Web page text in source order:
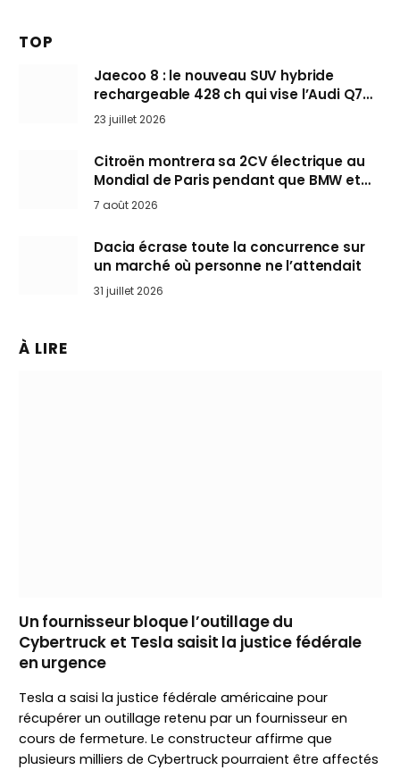
TOP
Jaecoo 8 : le nouveau SUV hybride
rechargeable 428 ch qui vise l’Audi Q7
arrive en Europe cet automne
23 juillet 2026
Citroën montrera sa 2CV électrique au
Mondial de Paris pendant que BMW et
Mini désertent le salon
7 août 2026
Dacia écrase toute la concurrence sur
un marché où personne ne l’attendait
31 juillet 2026
À LIRE
Un fournisseur bloque l’outillage du
Cybertruck et Tesla saisit la justice fédérale
en urgence
Tesla a saisi la justice fédérale américaine pour
récupérer un outillage retenu par un fournisseur en
cours de fermeture. Le constructeur affirme que
plusieurs milliers de Cybertruck pourraient être affectés